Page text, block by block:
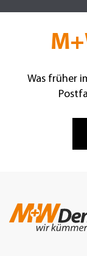
Was früher